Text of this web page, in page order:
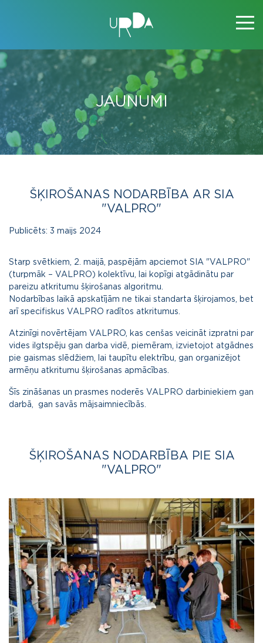
JAUNUMI
ŠĶIROŠANAS NODARBĪBA AR SIA
"VALPRO"
Publicēts: 3 maijs 2024
Starp svētkiem, 2. maijā, paspējām apciemot SIA "VALPRO"
(turpmāk – VALPRO) kolektīvu, lai kopīgi atgādinātu par
pareizu atkritumu šķirošanas algoritmu.
Nodarbības laikā apskatījām ne tikai standarta šķirojamos, bet
arī specifiskus VALPRO radītos atkritumus.
Atzinīgi novērtējam VALPRO, kas cenšas veicināt izpratni par
vides ilgtspēju gan darba vidē, piemēram, izvietojot atgādnes
pie gaismas slēdžiem, lai taupītu elektrību, gan organizējot
armēņu atkritumu šķirošanas apmācības.
Šīs zināšanas un prasmes noderēs VALPRO darbiniekiem gan
darbā, gan savās mājsaimniecībās.
ŠĶIROŠANAS NODARBĪBA PIE SIA
"VALPRO"